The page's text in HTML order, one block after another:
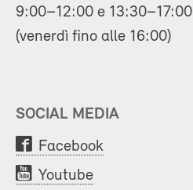
9:00–12:00 e 13:30–17:00
(venerdì fino alle 16:00)
SOCIAL MEDIA
Facebook
Youtube